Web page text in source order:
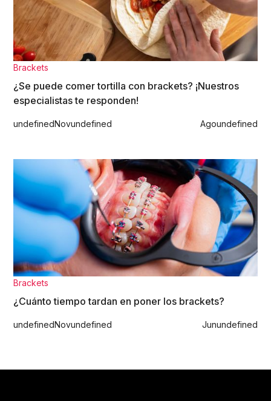
Brackets
¿Se puede comer tortilla con brackets? ¡Nuestros
especialistas te responden!
undefinedNovundefined Agoundefined
Brackets
¿Cuánto tiempo tardan en poner los brackets?
undefinedNovundefined Junundefined